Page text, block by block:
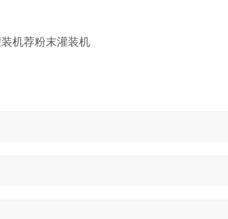
机荐粉末灌装机